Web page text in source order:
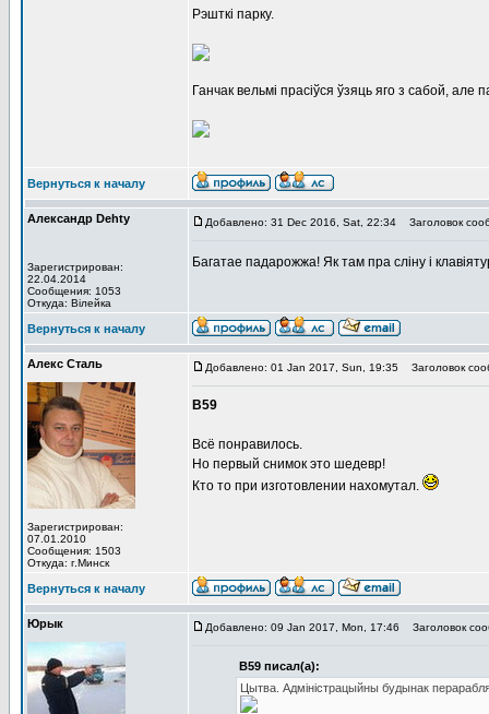
Рэшткі парку.
Ганчак вельмі прасіўся ўзяць яго з сабой,
Вернуться к началу
Александр Dehty
Зарегистрирован:
22.04.2014
Сообщения: 1053
Откуда: Вiлейка
Добавлено: 31 Dec 2016, Sat, 22:34 Заголовок
Багатае падарожжа! Як там пра слiну i
Вернуться к началу
Алекс Сталь
Зарегистрирован:
07.01.2010
Сообщения: 1503
Откуда: г.Минск
Добавлено: 01 Jan 2017, Sun, 19:35 Заголовок
В59
Всё понравилось.
Но первый снимок это шедевр!
Кто то при изготовлении нахомутал.
Вернуться к началу
Юрык Добавлено: 09 Jan 2017, Mon, 17:46 Заголовок
В59 писал(а):
Цытва. Адміністрацыйны будынак